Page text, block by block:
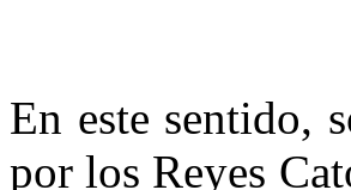
En este sentido,
por los Reyes